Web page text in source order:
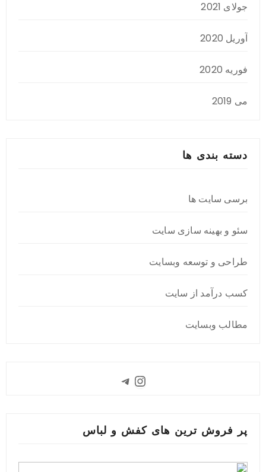
جولای 2021
آوریل 2020
فوریه 2020
می 2019
دسته بندی ها
برسی سایت ها
سئو و بهینه سازی سایت
طراحی و توسعه وبسایت
کسب درآمد از سایت
مطالب وبسایت
Instagram
Telegram
پر فروش ترین های کفش و لباس